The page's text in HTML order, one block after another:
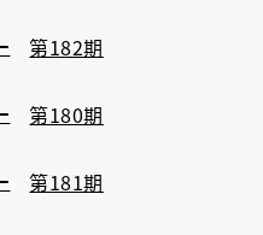
第182期
第180期
第181期